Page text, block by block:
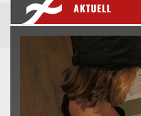
AKTUELL